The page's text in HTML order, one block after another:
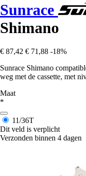
Sunrace
Shimano
€ 87,42 € 71,88 -18%
Sunrace Shimano
weg met de cassette, met
Maat
*
11/36T
Dit veld is verplicht
Verzonden binnen 4 dagen